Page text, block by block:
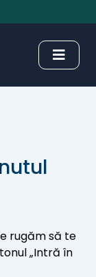
rugăm să te
„Intră în